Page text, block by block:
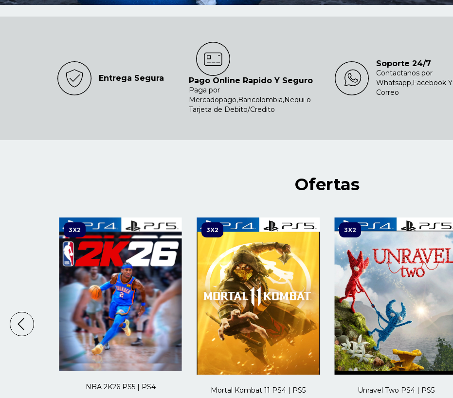
Entrega Segura Pago Online Rapido Y Seguro
Paga por
Mercadopago,Bancolombia,Nequi o
Tarjeta de Debito/Credito
Soporte 24/7
Contactanos por
Whatsapp,Facebook Y
Correo
Ofertas
3X2
NBA 2K26 PS5 | PS4
3X2
Mortal Kombat 11 PS4 | PS5
3X2
Unravel Two PS4 | PS5